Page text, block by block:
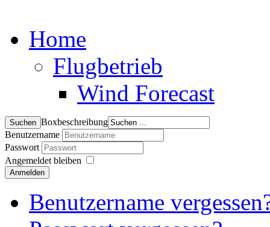
Home
Flugbetrieb
Wind Forecast
Boxbeschreibung
Benutzername
Passwort
Angemeldet bleiben
Anmelden
Benutzername